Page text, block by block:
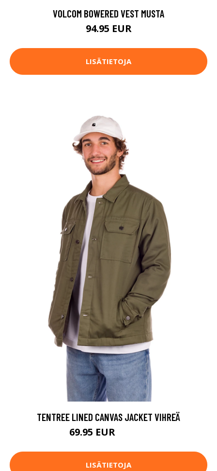
VOLCOM BOWERED VEST MUSTA
94.95 EUR
LISÄTIETOJA
TENTREE LINED CANVAS JACKET VIHREÄ
69.95 EUR
LISÄTIETOJA